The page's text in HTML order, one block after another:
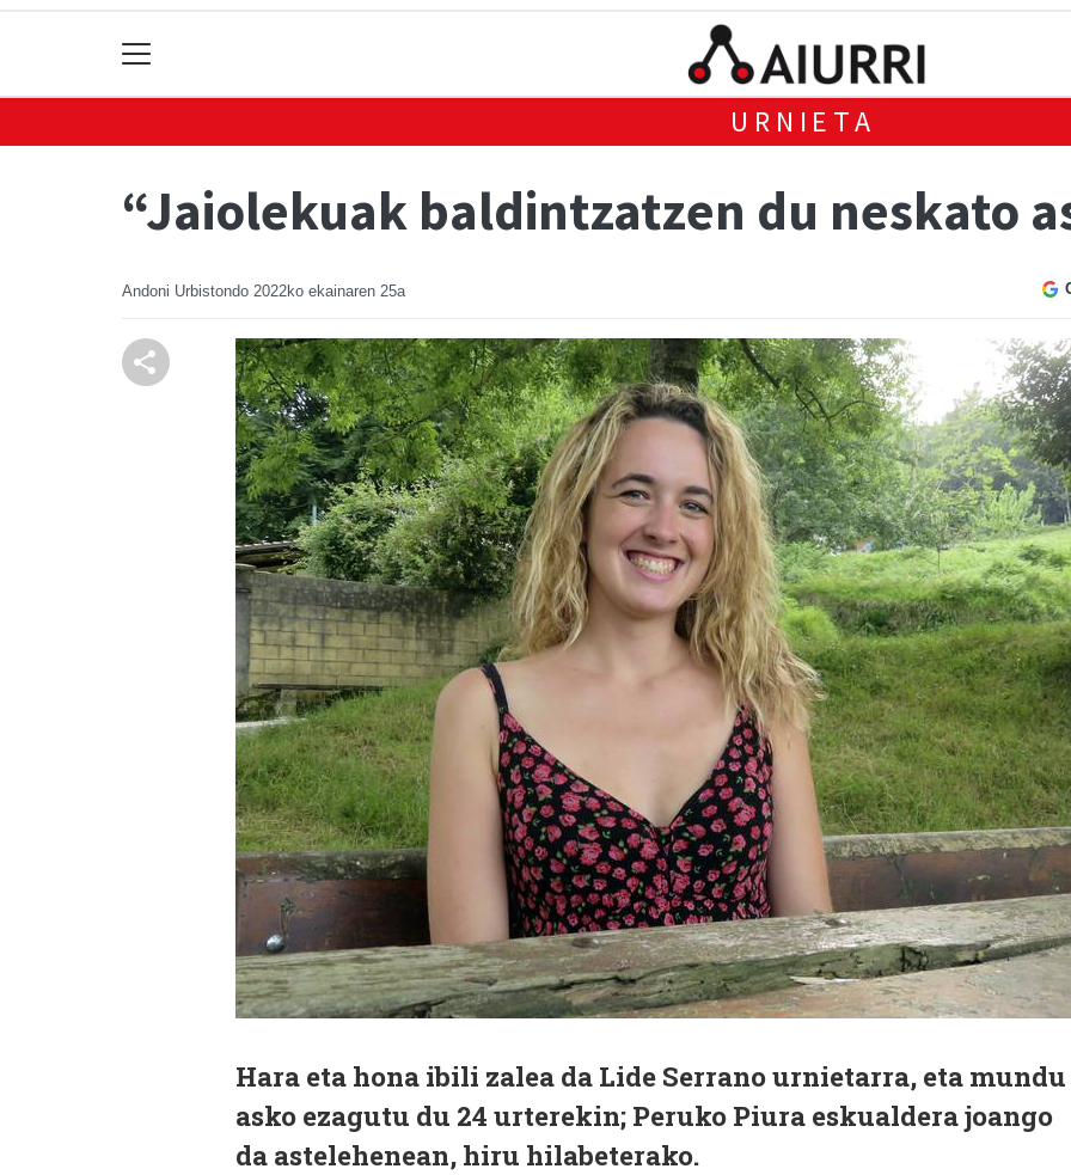
URNIETA
“Jaiolekuak baldintzatzen du neskato
Andoni Urbistondo 2022ko ekainaren 25a
Hara eta hona ibili zalea da Lide Serrano urnietarra, eta mundu
asko ezagutu du 24 urterekin; Peruko Piura eskualdera joango
da astelehenean, hiru hilabeterako.